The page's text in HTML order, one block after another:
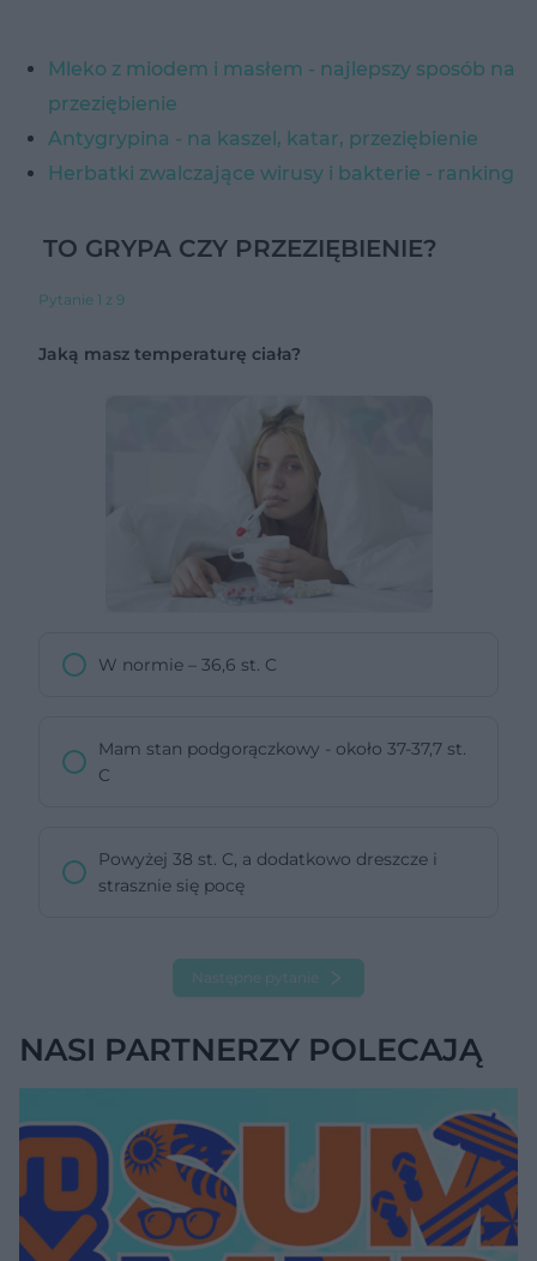
Mleko z miodem i masłem - najlepszy sposób na
przeziębienie
Antygrypina - na kaszel, katar, przeziębienie
Herbatki zwalczające wirusy i bakterie - ranking
TO GRYPA CZY PRZEZIĘBIENIE?
Pytanie 1 z 9
Jaką masz temperaturę ciała?
W normie – 36,6 st. C
Mam stan podgorączkowy - około 37-37,7 st.
C
Powyżej 38 st. C, a dodatkowo dreszcze i
strasznie się pocę
Następne pytanie
NASI PARTNERZY POLECAJĄ